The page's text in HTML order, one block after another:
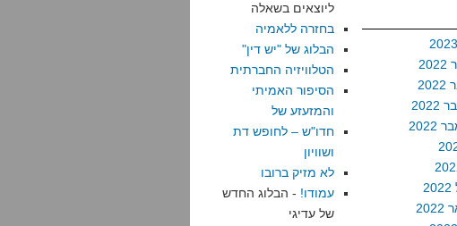
ליוצאים בשאלה
בחזרה ללאמיה
הבלוג של "יש דין"
הטלוויזיה החברתית
הסיפור האמיתי
והמזעזע של
חדו"ש – לחופש דת
ושוויון
לא מזיק ברובו
עמודו! - הבלוג החדש
של עדיגי